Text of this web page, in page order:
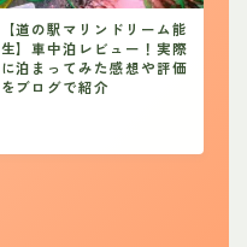
【道の駅マリンドリーム能
生】車中泊レビュー！実際
に泊まってみた感想や評価
をブログで紹介